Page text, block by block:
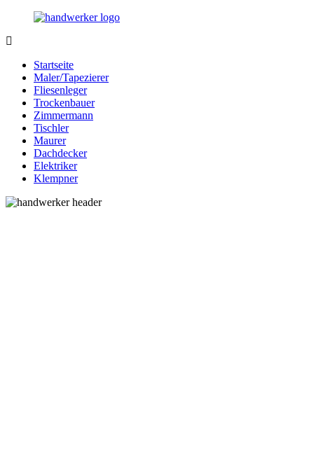
Zurück
Inhalt
Handwerker.de
Ihrer
Nähe
Startseite
Maler/Tapezierer
Fliesenleger
Trockenbauer
Zimmermann
Tischler
Maurer
Dachdecker
Elektriker
Klempner